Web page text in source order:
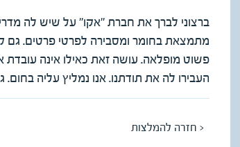
ברצוני לברך את חברת "אקו" על שיש לה
מתמצאת בחומר ומסבירה לפרטי פרטים. גם
פשוט מופלאה. עושה זאת כאילו אינה
העבירו לה את תודתנו. אנו נמליץ עליה בחום.
< חזרה להמלצות